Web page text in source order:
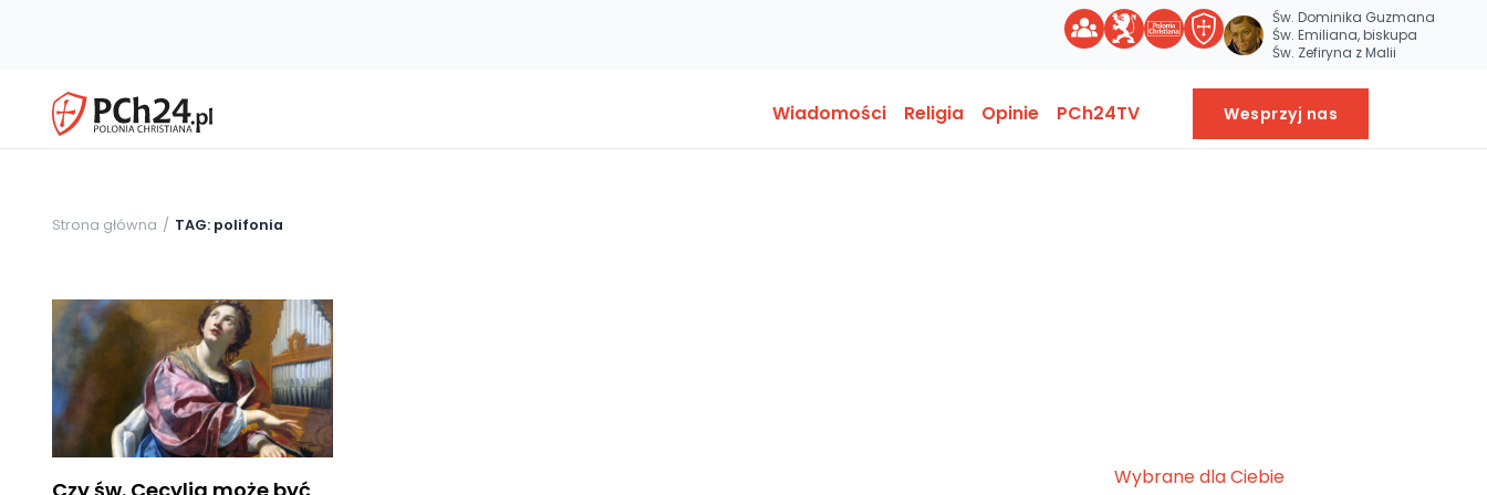
Św. Dominika Guzmana
Św. Emiliana, biskupa
Św. Zefiryna z Malii
Wiadomości Religia Opinie PCh24TV Wesprzyj nas
Strona główna TAG: polifonia
Wybrane dla Ciebie